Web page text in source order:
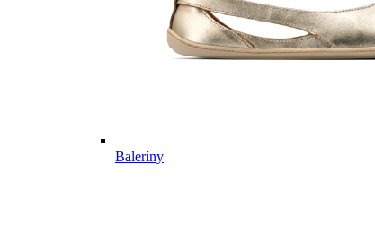
Baleríny